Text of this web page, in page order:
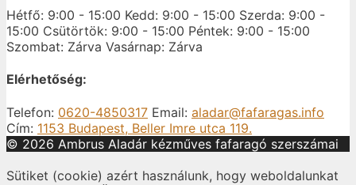
Hétfő: 9:00 - 15:00 Kedd: 9:00 - 15:00 Szerda: 9:00 -
15:00 Csütörtök: 9:00 - 15:00 Péntek: 9:00 - 15:00
Szombat: Zárva Vasárnap: Zárva
Elérhetőség:
Telefon: 0620-4850317 Email: aladar@fafaragas.info
Cím: 1153 Budapest, Beller Imre utca 119.
© 2026 Ambrus Aladár kézműves fafaragó szerszámai
Sütiket (cookie) azért használunk, hogy weboldalunkat